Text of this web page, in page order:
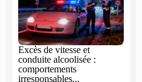
Excès de vitesse et
conduite alcoolisée :
comportements
irresponsables...